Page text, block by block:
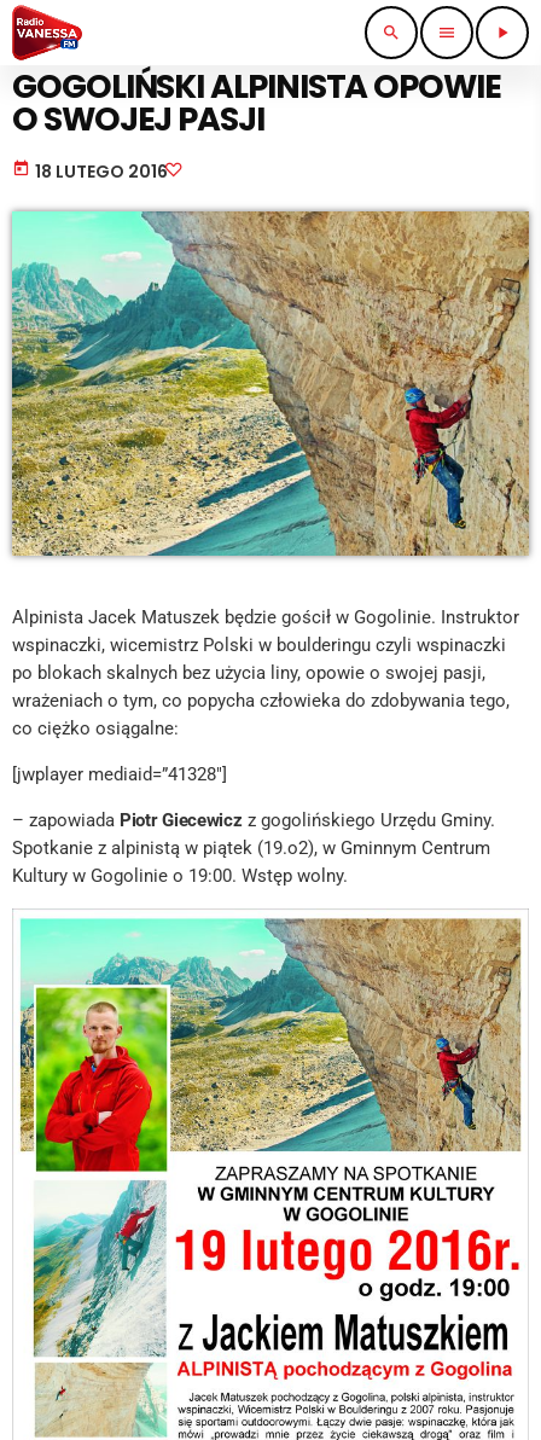
search menu play_arrow
KULTURA I ROZRYWKA
GOGOLIŃSKI ALPINISTA OPOWIE
O SWOJEJ PASJI
today 18 LUTEGO 2016
Alpinista Jacek Matuszek będzie gościł w Gogolinie. Instruktor
wspinaczki, wicemistrz Polski w boulderingu czyli wspinaczki
po blokach skalnych bez użycia liny, opowie o swojej pasji,
wrażeniach o tym, co popycha człowieka do zdobywania tego,
co ciężko osiągalne:
[jwplayer mediaid=”41328″]
– zapowiada Piotr Giecewiczz gogolińskiego Urzędu Gminy.
Spotkanie z alpinistą w piątek (19.o2), w Gminnym Centrum
Kultury w Gogolinie o 19:00. Wstęp wolny.